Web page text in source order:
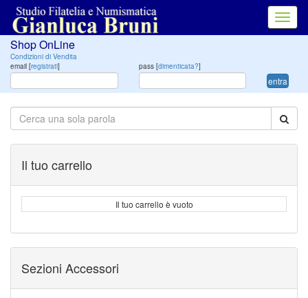
Shop OnLine
Condizioni di Vendita
email [registrati] pass [dimenticata?]
entra
Il tuo carrello
Il tuo carrello è vuoto
Sezioni Accessori